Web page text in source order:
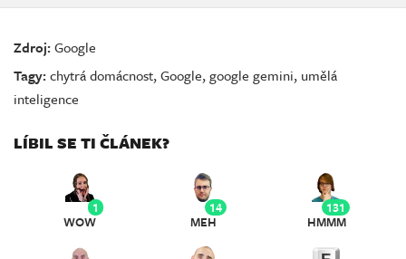
Zdroj:Google
Tagy:chytrá domácnost,Google,google gemini, umělá
inteligence
LÍBIL SE TI ČLÁNEK?
1
WOW
14
MEH
131
HMMM